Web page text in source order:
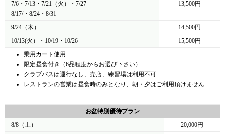
7/6・7/13・7/21（火）・7/27
8/17/・8/24・8/31
13,500円
9/24（木）
14,500円
10/13(火）・10/19・10/26
15,500円
乗用カート使用
限定昼食付き（6品程度からお選び下さい）
クラブバスは運行なし、売店、練習場は利用不可
レストランの営業は昼食時のみとなり、朝・夕はご利用頂けません
お盆特別優待プラン
8/8（土）
20,000円